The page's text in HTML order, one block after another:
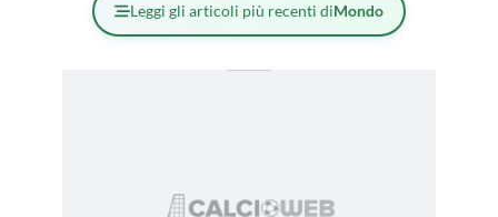
Leggi gli articoli più recenti diMondo